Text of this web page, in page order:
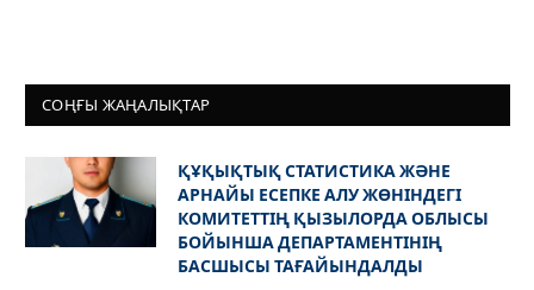
СОҢҒЫ ЖАҢАЛЫҚТАР
ҚҰҚЫҚТЫҚ СТАТИСТИКА ЖӘНЕ
АРНАЙЫ ЕСЕПКЕ АЛУ ЖӨНІНДЕГІ
КОМИТЕТТІҢ ҚЫЗЫЛОРДА ОБЛЫСЫ
БОЙЫНША ДЕПАРТАМЕНТІНІҢ
БАСШЫСЫ ТАҒАЙЫНДАЛДЫ